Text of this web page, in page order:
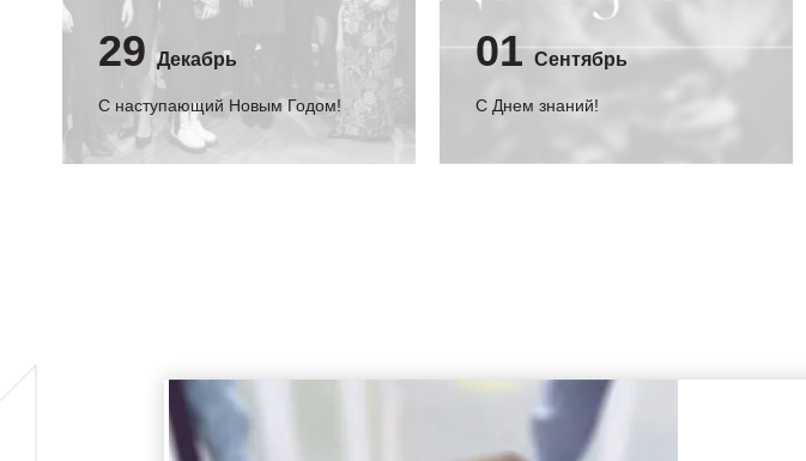
29 Декабрь
С наступающий Новым Годом!
01 Сентябрь
C Днем знаний!